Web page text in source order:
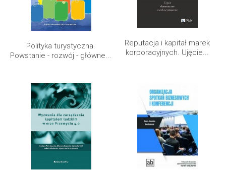
Polityka turystyczna.
Powstanie - rozwój - główne...
Reputacja i kapitał marek
korporacyjnych. Ujęcie...